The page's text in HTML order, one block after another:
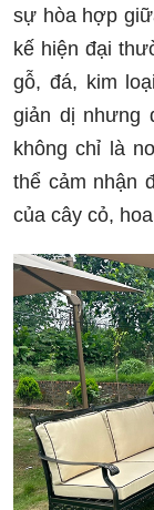
sự hòa hợp
kế hiện đại
gỗ, đá, kim
giản dị nhưng
không chỉ là
thể cảm nhận
của cây cỏ,